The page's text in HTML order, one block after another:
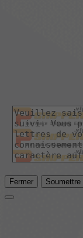
Fermer Soumettre